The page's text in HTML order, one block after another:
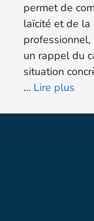
permet de
laïcité et de
un rappel du
situation
… Lire plus